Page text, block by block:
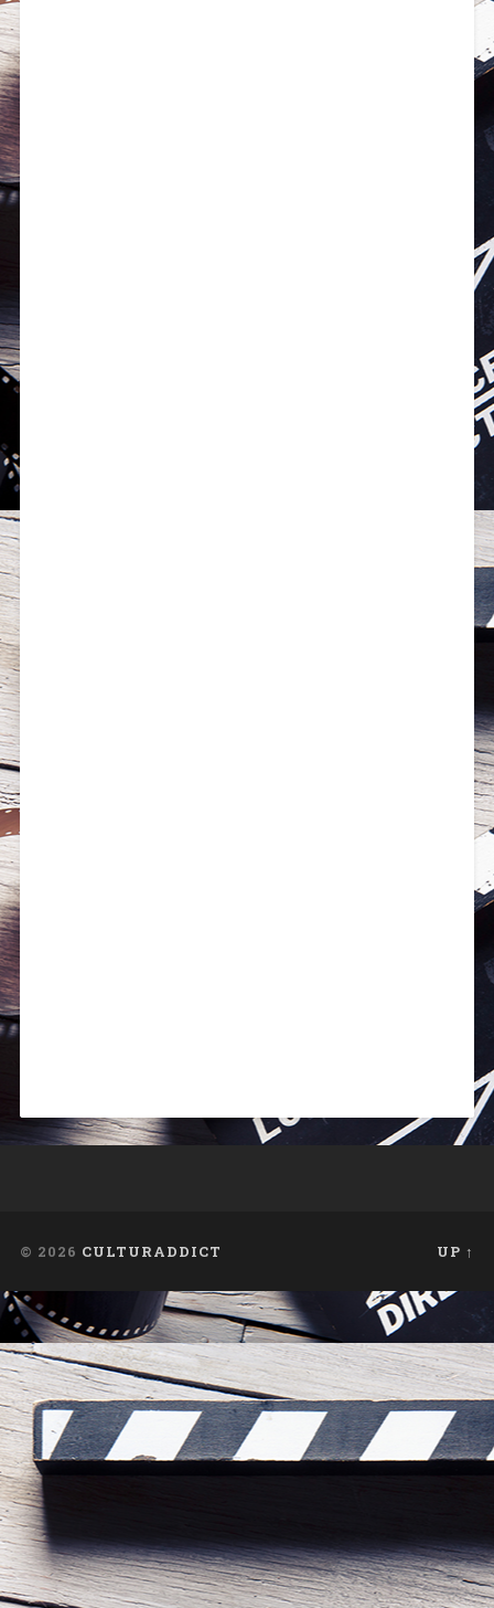
© 2026 CULTURADDICT UP ↑